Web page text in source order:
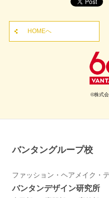
HOMEへ
©株式
バンタングループ校
ファッション・ヘアメイク・
バンタンデザイン研究所